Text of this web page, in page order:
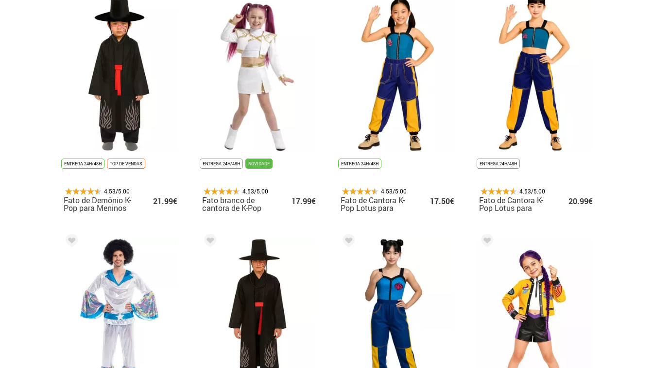
ENTREGA 24H/48H TOP DE VENDAS
4.53/5.00
Fato de Demônio K-
Pop para Meninos
21.99€
ENTREGA 24H/48H NOVIDADE
4.53/5.00
Fato branco de
cantora de K-Pop
17.99€
ENTREGA 24H/48H
4.53/5.00
Fato de Cantora K-
Pop Lotus para
menina
17.50€
ENTREGA 24H/48H
4.53/5.00
Fato de Cantora K-
Pop Lotus para
mulher
20.99€